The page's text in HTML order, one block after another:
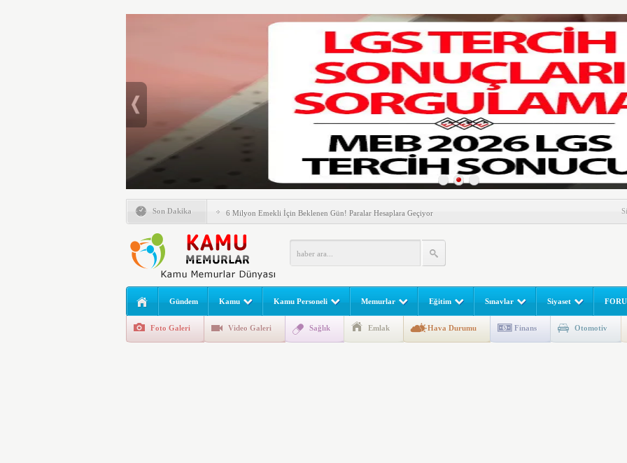
Son Dakika
Emlak Vergisinde Yeni Dönem! Ev Sahipleri Dikkat
6 Milyon Emekli İçin Beklenen Gün! Paralar Hesaplara Geçiyor
LGS Nakil Başvurusu Nasıl Yapılır? e-Okul Adım Adım Rehber (2026)
MEB LGS 2026 SONUÇ SORGULAMA EKRANI! LGS Sınav Sonuçları MEB Tarafından
Açıklandı! Liselere Geçiş Sınavı (LGS) (meb.gov.tr) Sonuç Sorgulama Ekranı
2026 Yılı Norm Güncellemeleri Başladı! Öğretmenler Nelere Dikkat Etmeli?
E-Devlet Unutulan Para Sorgulaması Başladı: Unuttuğunuz Paralar Ortaya Çıkabilir, Mirasçıları
Gündem Kamu Kamu Personeli Memurlar Eğitim Sınavlar Siyaset
Foto Galeri Video Galeri Sağlık Emlak Hava Durumu Finans Otomotiv